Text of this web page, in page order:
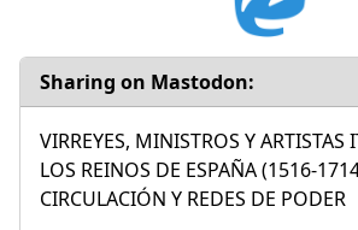
Sharing on Mastodon:
VIRREYES, MINISTROS Y ARTISTAS
LOS REINOS DE ESPAÑA (1516-
CIRCULACIÓN Y REDES DE PODER